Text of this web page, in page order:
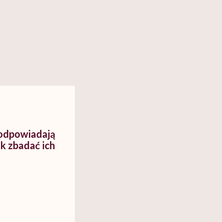
zbadać ich